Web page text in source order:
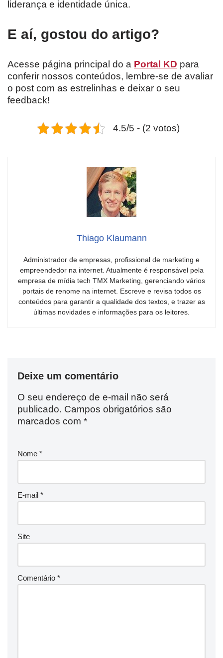
liderança e identidade única.
E aí, gostou do artigo?
Acesse página principal do a Portal KD para
conferir nossos conteúdos, lembre-se de avaliar
o post com as estrelinhas e deixar o seu
feedback!
4.5/5 - (2 votos)
Thiago Klaumann
Administrador de empresas, profissional de marketing e
empreendedor na internet. Atualmente é responsável pela
empresa de mídia tech TMX Marketing, gerenciando vários
portais de renome na internet. Escreve e revisa todos os
conteúdos para garantir a qualidade dos textos, e trazer as
últimas novidades e informações para os leitores.
Deixe um comentário
O seu endereço de e-mail não será
publicado. Campos obrigatórios são
marcados com *
Nome *
E-mail *
Site
Comentário *